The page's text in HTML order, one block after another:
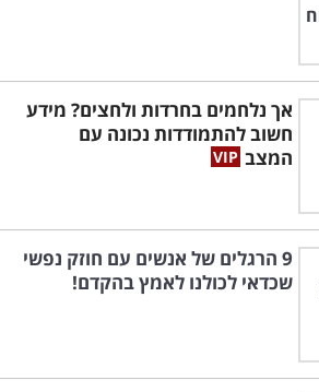
אך נלחמים בחרדות ולחצים? מידע
חשוב להתמודדות נכונה עם
המצב
9 הרגלים של אנשים עם חוזק נפשי
שכדאי לכולנו לאמץ בהקדם!